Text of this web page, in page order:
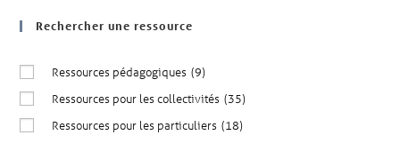
Rechercher une ressource
Ressources pédagogiques (9)
Ressources pour les collectivités (35)
Ressources pour les particuliers (18)